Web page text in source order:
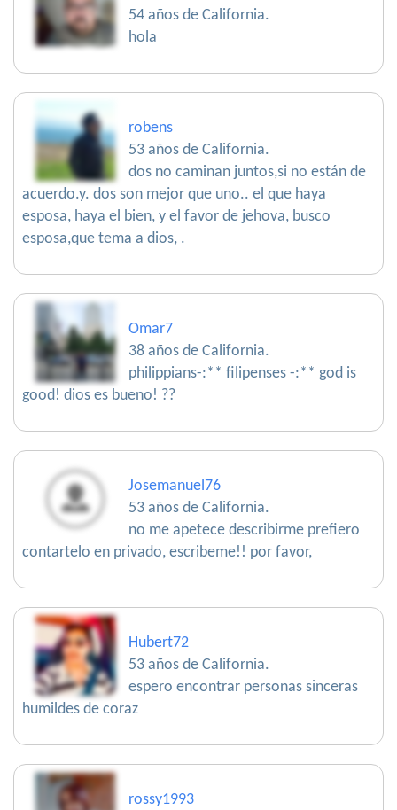
54 años de California.
hola
robens
53 años de California.
dos no caminan juntos,si no están de
acuerdo.y. dos son mejor que uno.. el que haya
esposa, haya el bien, y el favor de jehova, busco
esposa,que tema a dios, .
Omar7
38 años de California.
philippians-:** filipenses -:** god is
good! dios es bueno! ??
Josemanuel76
53 años de California.
no me apetece describirme prefiero
contartelo en privado, escribeme!! por favor,
Hubert72
53 años de California.
espero encontrar personas sinceras
humildes de coraz
rossy1993